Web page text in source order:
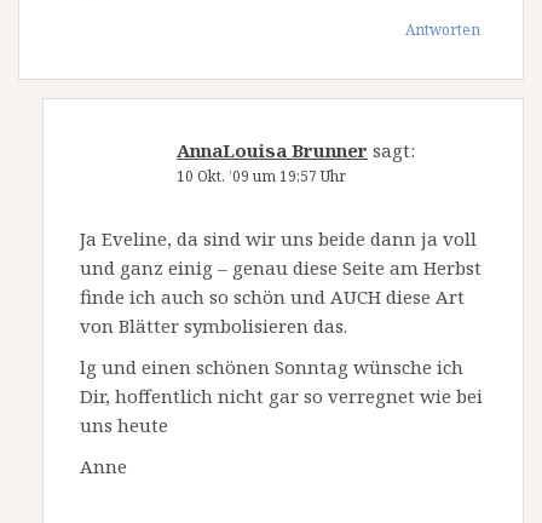
Antworten
AnnaLouisa Brunner sagt:
10 Okt. ’09 um 19:57 Uhr
Ja Eveline, da sind wir uns beide dann ja voll
und ganz einig – genau diese Seite am Herbst
finde ich auch so schön und AUCH diese Art
von Blätter symbolisieren das.
lg und einen schönen Sonntag wünsche ich
Dir, hoffentlich nicht gar so verregnet wie bei
uns heute
Anne